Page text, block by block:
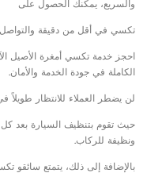
والسريع، يمكنك الحصول على
تكسي في أقل من دقيقة والتواصل
احجز خدمة تكسي أمغرة الأصيل
الكاملة في جودة الخدمة والأمان.
لن يضطر العملاء للانتظار
حيث تقوم بتنظيف السيارة بعد كل
ونظيفة للركاب.
بالإضافة إلى ذلك، يتمتع سائقو